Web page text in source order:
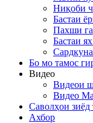
Ниқоби
Бастаи
Пахши
Бастаи
Бо мо тамос
Видео
Видеои
Видео
Саволҳои зиёд
Ахбор